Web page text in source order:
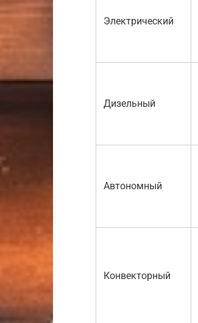
Электрический
Дизельный
Автономный
Конвекторный